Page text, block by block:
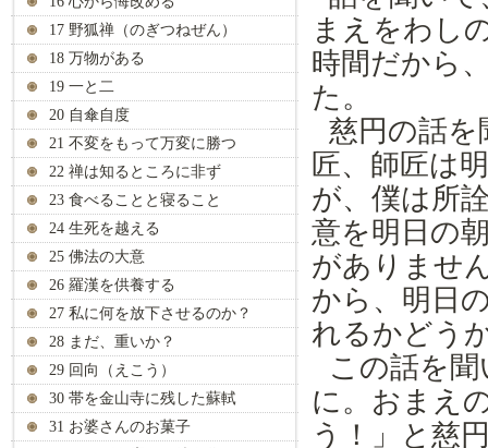
17 野狐禅（のぎつねぜん）
18 万物がある
19 一と二
20 自傘自度
21 不変をもって万変に勝つ
22 禅は知るところに非ず
23 食べることと寝ること
24 生死を越える
25 佛法の大意
26 羅漢を供養する
27 私に何を放下させるのか？
28 まだ、重いか？
29 回向（えこう）
30 帯を金山寺に残した蘇軾
31 お婆さんのお菓子
まえ をわし
時間だから
た。
慈円の話を
匠、師匠は
が、 僕は所
意を明日の
がありませ
から、明日
れるかどう
こ の話を聞
に。 おまえ
う！」と 慈